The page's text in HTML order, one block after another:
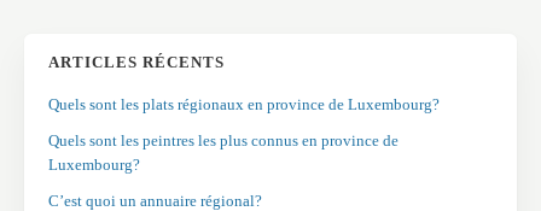
ARTICLES RÉCENTS
Quels sont les plats régionaux en province de Luxembourg?
Quels sont les peintres les plus connus en province de
Luxembourg?
C’est quoi un annuaire régional?